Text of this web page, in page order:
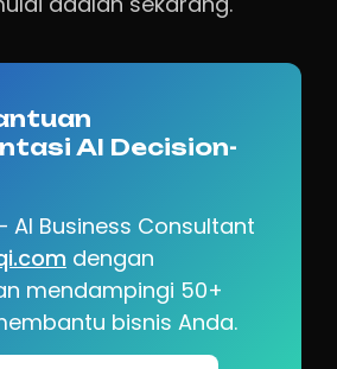
AI Decision-
AI Business Consultant
dengan
mendampingi 50+
bisnis Anda.